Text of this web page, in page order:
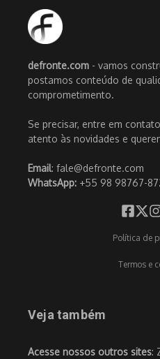
defronte.com - vamos
postamos conteúdo de
comprometimento.
Se precisar, entre em
atento às novidades e
Email: fale@defronte.com
WhatsApp: +55 98 98767-
Política de
Termos e
Veja também
Acesse nossos outros sites: